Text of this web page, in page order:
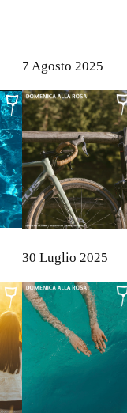
7 Agosto 2025
30 Luglio 2025